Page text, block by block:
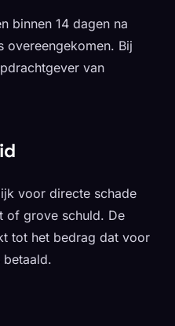
binnen 14 dagen na
overeengekomen. Bij
van
voor directe schade
of grove schuld. De
tot het bedrag dat voor